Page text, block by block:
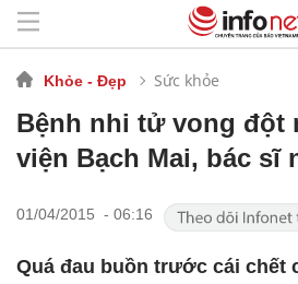
Khỏe - Đẹp Sức khỏe
Bệnh nhi tử vong đột
viện Bạch Mai, bác sĩ
01/04/2015 - 06:16
Quá đau buồn trước cái chết